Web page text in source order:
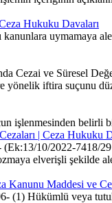
Hukuku Davaları
uymamaya
Cezai ve Süresel
yönelik iftira suçunu
işlenmesinden belirli
| Ceza Hukuku
10/2022-7418/
elverişli şekilde
Kanunu Maddesi ve
(1) Hükümlü veya